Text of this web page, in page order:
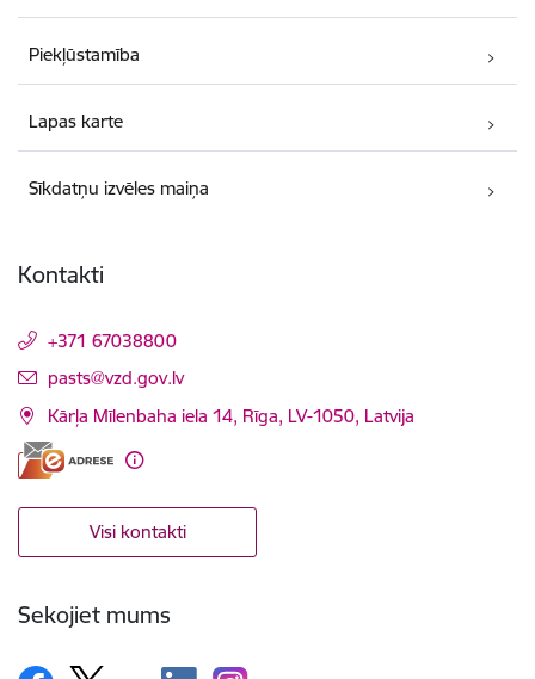
Piekļūstamība
Lapas karte
Sīkdatņu izvēles maiņa
Kontakti
+371 67038800
E-pasts:
pasts@vzd.gov.lv
Kārļa Mīlenbaha iela 14, Rīga, LV-1050, Latvija
Visi kontakti
Sekojiet mums